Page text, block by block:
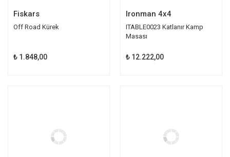
Fiskars
Off Road Kürek
₺ 1.848,00
Ironman 4x4
ITABLE0023 Katlanır Kamp
Masası
₺ 12.222,00